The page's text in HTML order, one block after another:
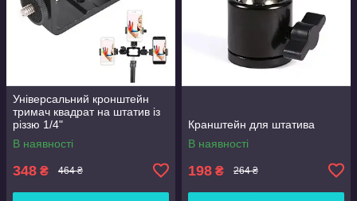
Універсальний кронштейн
тримач квадрат на штатив із
різзю 1/4"
В наявності
348 ₴ 464 ₴
Кранштейн для штатива
В наявності
198 ₴ 264 ₴